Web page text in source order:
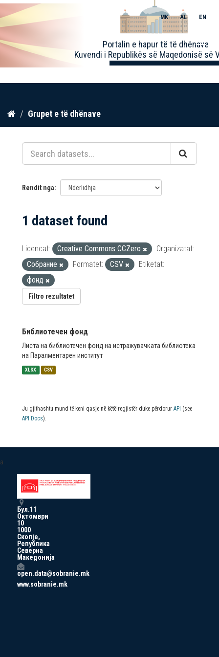
Kalo
përmbajtja
Portalin e hapur të të dhënave
Kuvendi i Republikës së Maqedonisë së
MK AL EN
Toggle
Grupet e të dhënave
Rendit nga
1 dataset found
Licencat: Creative Commons CCZero
Organizatat:
Собрание
Formatet: CSV
Etiketat:
фонд
Filtro rezultatet
Библиотечен фонд
Листа на библиотечен фонд на истражувачката библиотека
на Паралментарен институт
XLSX CSV
Ju gjithashtu mund të keni qasje në këtë regjistër duke përdorur API (see
API Docs).
a
Бул.11
Октомври
10
1000
Скопје,
Република
Северна
Македонија
open.data@sobranie.mk
www.sobranie.mk